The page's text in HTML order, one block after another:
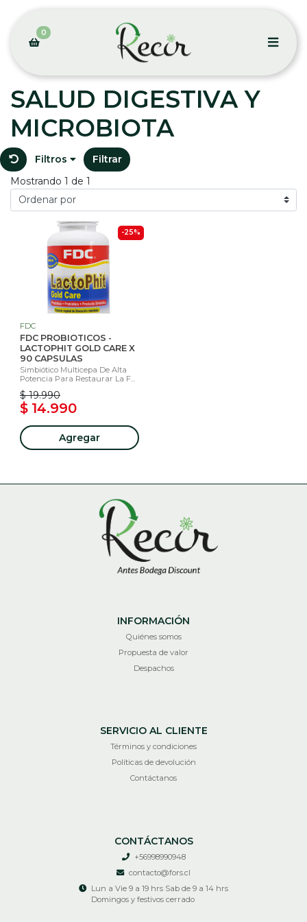
0
SALUD DIGESTIVA Y
MICROBIOTA
Filtros
Filtrar
Mostrando 1 de 1
-25%
FDC
FDC PROBIOTICOS -
LACTOPHIT GOLD CARE X
90 CAPSULAS
Simbiótico Multicepa De Alta
Potencia Para Restaurar La F...
$ 19.990
$ 14.990
Agregar
INFORMACIÓN
Quiénes somos
Propuesta de valor
Despachos
SERVICIO AL CLIENTE
Términos y condiciones
Políticas de devolución
Contáctanos
CONTÁCTANOS
+56998990948
contacto@fors.cl
Lun a Vie 9 a 19 hrs Sab de 9 a 14 hrs
Domingos y festivos cerrado